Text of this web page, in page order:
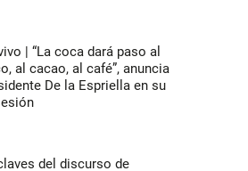
| “La coca dará paso al
al cacao, al café”, anuncia
De la Espriella en su
del discurso de